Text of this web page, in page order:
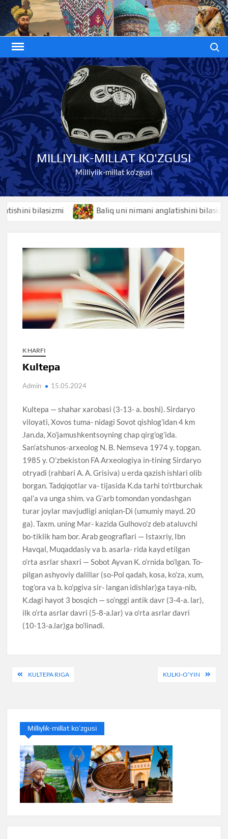
Skip
to
content
MILLIYLIK-MILLAT KO'ZGUSI
Milliylik-millat ko'zgusi
bilasizmi Baliq uni nimani anglatishini bilasizmi
K HARFI
Kultepa
Admin 15.05.2024
Kultepa — shahar xarobasi (3-13- a. boshi). Sirdaryo
viloyati, Xovos tuma- nidagi Sovot qishlog’idan 4 km
Jan.da, Xo’jamushkentsoyning chap qirg’og’ida.
San’atshunos-arxeolog N. B. Nemseva 1974 y. topgan.
1985 y. O’zbekiston FA Arxeologiya in-tining Sirdaryo
otryadi (rahbari A. A. Grisiva) u erda qazish ishlari olib
borgan. Tadqiqotlar va- tijasida K.da tarhi to’rtburchak
qal’a va unga shim. va G’arb tomondan yondashgan
turar joylar mavjudligi aniqlan-Di (umumiy mayd. 20
ga). Taxm. uning Mar- kazida Gulhovo’z deb ataluvchi
bo-tiklik ham bor. Arab geograflari — Istaxriy, Ibn
Havqal, Muqaddasiy va b. asarla- rida kayd etilgan
o’rta asrlar shaxri — Sobot Ayvan K. o’rnida bo’lgan. To-
pilgan ashyoviy dalillar (so-Pol qadah, kosa, ko’za, xum,
tog’ora va b. ko’pgiva sir- langan idishlar)ga taya-nib,
K.dagi hayot 3 bosqich — so’nggi antik davr (3-4-a. lar),
ilk o’rta asrlar davri (5-8-a.lar) va o’rta asrlar davri
(10-13-a.lar)ga bo’linadi.
PostKULTEPA RIGA KULKI-O’YIN
Milliylik-millat ko’zgusi